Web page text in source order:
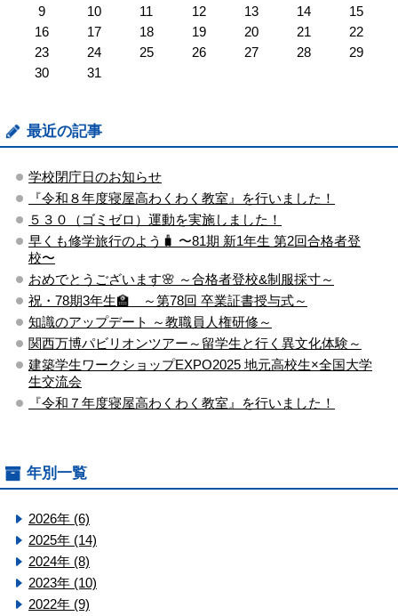
9
10 11 12 13 14
15
16
17 18 19 20 21
22
23
24 25 26 27 28
29
30
31
最近の記事
学校閉庁日のお知らせ
『令和８年度寝屋高わくわく教室』を行いました！
５３０（ゴミゼロ）運動を実施しました！
早くも修学旅行のよう🧳 〜81期 新1年生 第2回合格者登
校〜
おめでとうございます🌸 ～合格者登校&制服採寸～
祝・78期3年生🏫 ～第78回 卒業証書授与式～
知識のアップデート ～教職員人権研修～
関西万博パビリオンツアー～留学生と行く異文化体験～
建築学生ワークショップEXPO2025 地元高校生×全国大学
生交流会
『令和７年度寝屋高わくわく教室』を行いました！
年別一覧
2026年 (6)
2025年 (14)
2024年 (8)
2023年 (10)
2022年 (9)